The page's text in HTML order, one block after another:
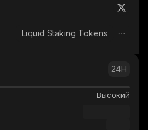
Liquid Staking Tokens
24H
Высокий